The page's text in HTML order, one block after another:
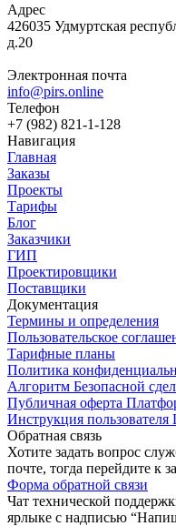
Адрес
426035 Удмуртская
д.20
Электронная почта
info@pirs.online
Телефон
+7 (982) 821-1-128
Навигация
Главная
Заказы
Проекты
Тарифы
Блог
Заказчики
ГИП
Проектировщики
Поставщики
Документация
Термины и определения
Пользовательское
Тарифные планы
Политика
Алгоритм Безопасной
Публичная оферта
Инструкция
Обратная связь
Хотите задать вопрос
почте, тогда перейдите к
Форма обратной связи
Чат технической
ярлыке с надписью